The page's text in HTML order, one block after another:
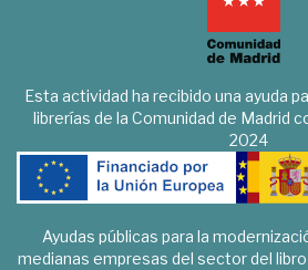
Esta actividad ha recibido una ayuda
librerías de la Comunidad de Madrid
2024
Ayudas públicas para la
medianas empresas del sector del